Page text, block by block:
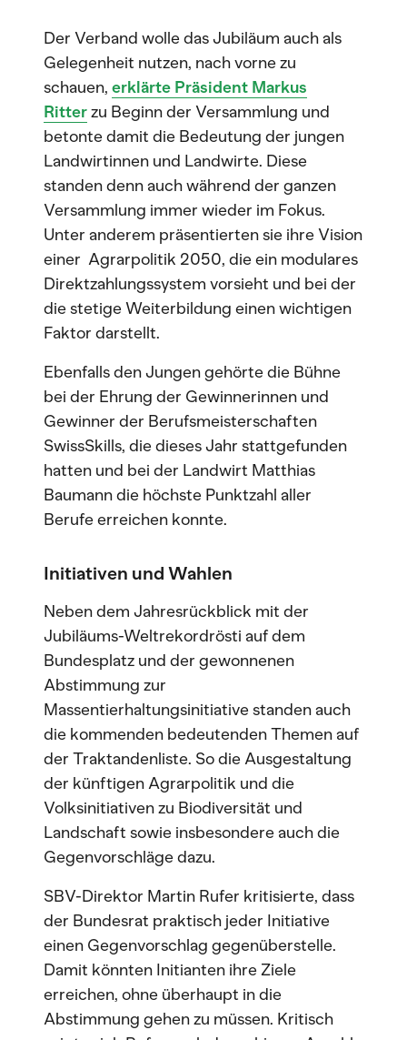
Der Verband wolle das Jubiläum auch als
Gelegenheit nutzen, nach vorne zu
schauen, erklärte Präsident Markus
Ritterzu Beginn der Versammlung und
betonte damit die Bedeutung der jungen
Landwirtinnen und Landwirte. Diese
standen denn auch während der ganzen
Versammlung immer wieder im Fokus.
Unter anderem präsentierten sie ihre Vision
einer Agrarpolitik 2050, die ein modulares
Direktzahlungssystem vorsieht und bei der
die stetige Weiterbildung einen wichtigen
Faktor darstellt.
Ebenfalls den Jungen gehörte die Bühne
bei der Ehrung der Gewinnerinnen und
Gewinner der Berufsmeisterschaften
SwissSkills, die dieses Jahr stattgefunden
hatten und bei der Landwirt Matthias
Baumann die höchste Punktzahl aller
Berufe erreichen konnte.
Initiativen und Wahlen
Neben dem Jahresrückblick mit der
Jubiläums-Weltrekordrösti auf dem
Bundesplatz und der gewonnenen
Abstimmung zur
Massentierhaltungsinitiative standen auch
die kommenden bedeutenden Themen auf
der Traktandenliste. So die Ausgestaltung
der künftigen Agrarpolitik und die
Volksinitiativen zu Biodiversität und
Landschaft sowie insbesondere auch die
Gegenvorschläge dazu.
SBV-Direktor Martin Rufer kritisierte, dass
der Bundesrat praktisch jeder Initiative
einen Gegenvorschlag gegenüberstelle.
Damit könnten Initianten ihre Ziele
erreichen, ohne überhaupt in die
Abstimmung gehen zu müssen. Kritisch